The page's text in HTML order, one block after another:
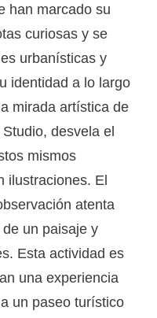
han marcado su
curiosas y se
urbanísticas y
identidad a lo largo
mirada artística de
desvela el
mismos
ilustraciones. El
atenta
un paisaje y
Esta actividad es
una experiencia
un paseo turístico